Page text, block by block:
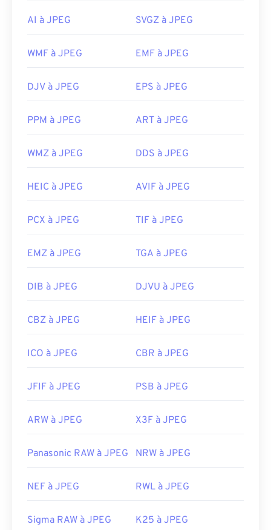
dans votre visionneuse d'images, votre éditeur
sélectionner une application spécifique pour ouvrir
applications Microsoft telles queMicrosoft Photos
Liens utiles:
https://www.lifewire.com/jpg-jpeg-file-4139913
AI à JPEG SVGZ à JPEG
WMF à JPEG EMF à JPEG
DJV à JPEG EPS à JPEG
PPM à JPEG ART à JPEG
WMZ à JPEG DDS à JPEG
HEIC à JPEG AVIF à JPEG
PCX à JPEG TIF à JPEG
EMZ à JPEG TGA à JPEG
DIB à JPEG DJVU à JPEG
CBZ à JPEG HEIF à JPEG
ICO à JPEG CBR à JPEG
JFIF à JPEG PSB à JPEG
ARW à JPEG X3F à JPEG
Panasonic RAW à JPEG NRW à JPEG
NEF à JPEG RWL à JPEG
Sigma RAW à JPEG K25 à JPEG